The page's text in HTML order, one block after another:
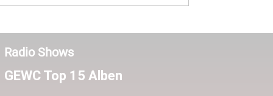
Radio Shows
GEWC Top 15 Alben